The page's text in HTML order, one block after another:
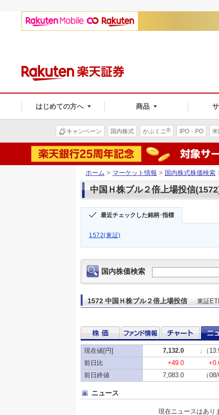
はじめての方へ 商品
キャンペーン 国内株式 かぶミニ® IPO・PO
ホーム > マーケット情報 > 国内株式株価検索
中国Ｈ株ブル２倍上場投信
最近チェックした銘柄･指標
1572(東証)